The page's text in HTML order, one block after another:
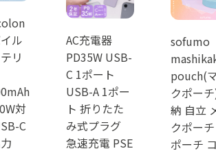
ル
リ
対
C
AC充電器
PD35W USB-
C 1ポート
USB-A 1ポー
ト 折りたた
み式プラグ
急速充電 PSE
sofumo
pouch(
クポー
納 自立
クポー
ポーチ